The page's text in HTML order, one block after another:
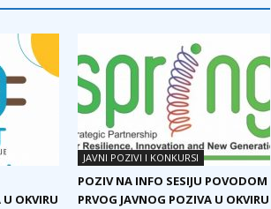
U OKVIRU
JAVNI POZIVI I KONKURSI
POZIV NA INFO SESIJU POVODOM
PRVOG JAVNOG POZIVA U OKVIRU